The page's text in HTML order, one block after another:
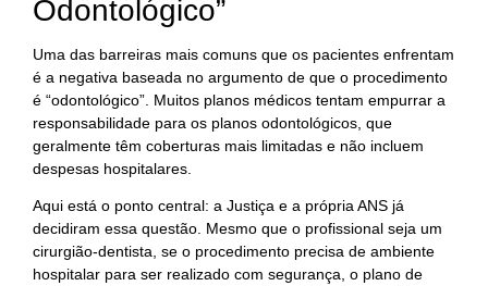
Odontológico”
Uma das barreiras mais comuns que os pacientes enfrentam
é a negativa baseada no argumento de que o procedimento
é “odontológico”. Muitos planos médicos tentam empurrar a
responsabilidade para os planos odontológicos, que
geralmente têm coberturas mais limitadas e não incluem
despesas hospitalares.
Aqui está o ponto central: a Justiça e a própria ANS já
decidiram essa questão. Mesmo que o profissional seja um
cirurgião-dentista, se o procedimento precisa de ambiente
hospitalar para ser realizado com segurança, o plano de